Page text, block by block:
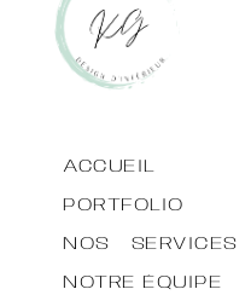
ACCUEIL
PORTFOLIO
NOS SERVICES
NOTRE ÉQUIPE